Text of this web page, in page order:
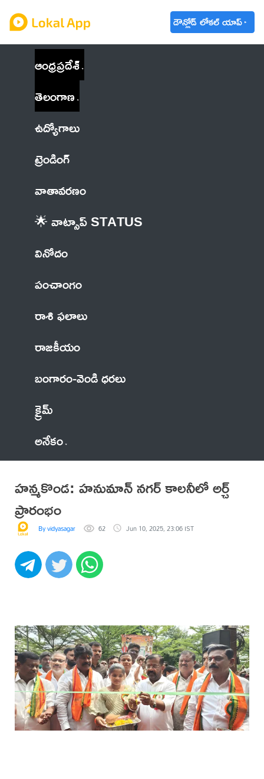
డౌన్లోడ్ లోకల్ యాప్
ఆంధ్రప్రదేశ్
తెలంగాణ
ఉద్యోగాలు
ట్రెండింగ్
వాతావరణం
🌟 వాట్సాప్ STATUS
వినోదం
పంచాంగం
రాశి ఫలాలు
రాజకీయం
బంగారం-వెండి ధరలు
క్రైమ్
అనేకం
హన్మకొండ: హనుమాన్ నగర్ కాలనీలో అర్చ్
ప్రారంభం
By vidyasagar 62 Jun 10, 2025, 23:06 IST